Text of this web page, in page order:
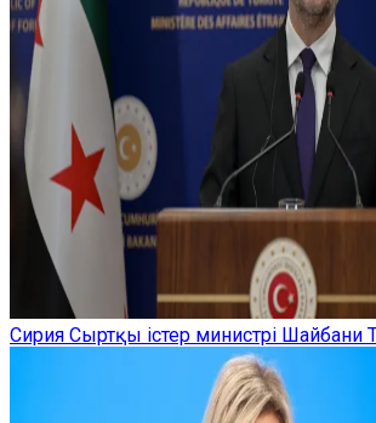
Сирия Сыртқы істер министрі Шайбани